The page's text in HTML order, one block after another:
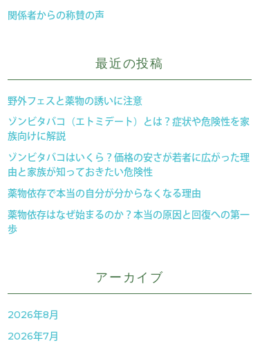
関係者からの称賛の声
最近の投稿
野外フェスと薬物の誘いに注意
ゾンビタバコ（エトミデート）とは？症状や危険性を家
族向けに解説
ゾンビタバコはいくら？価格の安さが若者に広がった理
由と家族が知っておきたい危険性
薬物依存で本当の自分が分からなくなる理由
薬物依存はなぜ始まるのか？本当の原因と回復への第一
歩
アーカイブ
2026年8月
2026年7月